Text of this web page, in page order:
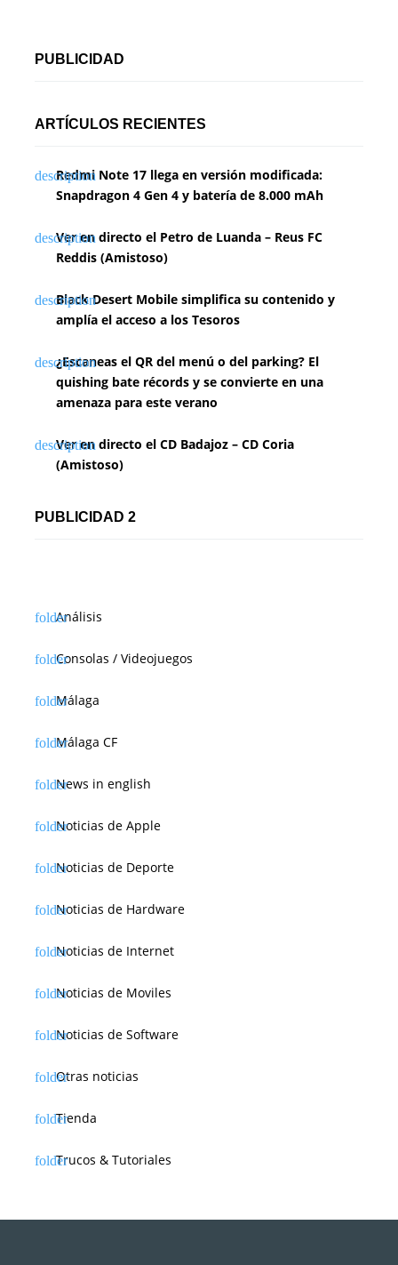
PUBLICIDAD
ARTÍCULOS RECIENTES
Redmi Note 17 llega en versión modificada:
Snapdragon 4 Gen 4 y batería de 8.000 mAh
Ver en directo el Petro de Luanda – Reus FC
Reddis (Amistoso)
Black Desert Mobile simplifica su contenido y
amplía el acceso a los Tesoros
¿Escaneas el QR del menú o del parking? El
quishing bate récords y se convierte en una
amenaza para este verano
Ver en directo el CD Badajoz – CD Coria
(Amistoso)
PUBLICIDAD 2
Análisis
Consolas / Videojuegos
Málaga
Málaga CF
News in english
Noticias de Apple
Noticias de Deporte
Noticias de Hardware
Noticias de Internet
Noticias de Moviles
Noticias de Software
Otras noticias
Tienda
Trucos & Tutoriales